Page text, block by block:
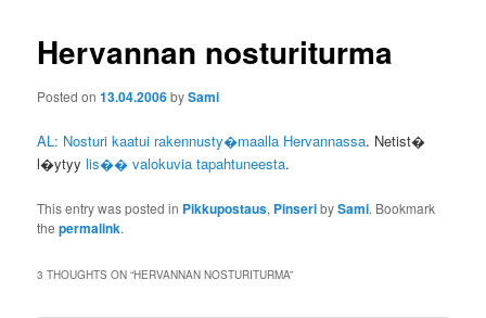
Hervannan nosturiturma
Posted on13.04.2006bySami
AL: Nosturi kaatui rakennusty�maalla Hervannassa. Netist�
l�ytyylis�� valokuvia tapahtuneesta.
This entry was posted in Pikkupostaus, PinseribySami. Bookmark
thepermalink.
3 THOUGHTS ON “HERVANNAN NOSTURITURMA”